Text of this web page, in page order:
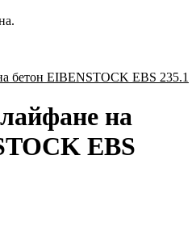
бетон EIBENSTOCK EBS 235.1
на
EBS